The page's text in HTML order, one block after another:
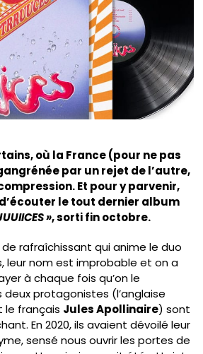
où la France (pour ne pas
par un rejet de l’autre,
Et pour y parvenir,
le tout dernier album
», sorti fin octobre.
rafraîchissant qui anime le duo
leur nom est improbable et on a
à chaque fois qu’on le
protagonistes (l’anglaise
le français Jules Apollinaire) sont
En 2020, ils avaient dévoilé leur
sensé nous ouvrir les portes de